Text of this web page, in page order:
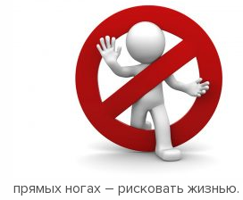
прямых ногах – рисковать